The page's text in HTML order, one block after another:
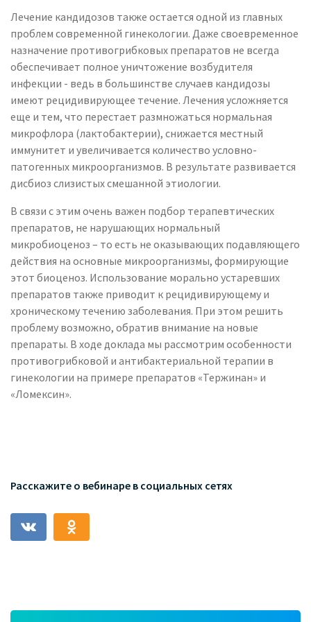
Лечение кандидозов также остается одной из главных
проблем современной гинекологии. Даже своевременное
назначение противогрибковых препаратов не всегда
обеспечивает полное уничтожение возбудителя
инфекции - ведь в большинстве случаев кандидозы
имеют рецидивирующее течение. Лечения усложняется
еще и тем, что перестает размножаться нормальная
микрофлора (лактобактерии), снижается местный
иммунитет и увеличивается количество условно-
патогенных микроорганизмов. В результате развивается
дисбиоз слизистых смешанной этиологии.
В связи с этим очень важен подбор терапевтических
препаратов, не нарушающих нормальный
микробиоценоз – то есть не оказывающих подавляющего
действия на основные микроорганизмы, формирующие
этот биоценоз. Использование морально устаревших
препаратов также приводит к рецидивирующему и
хроническому течению заболевания. При этом решить
проблему возможно, обратив внимание на новые
препараты. В ходе доклада мы рассмотрим особенности
противогрибковой и антибактериальной терапии в
гинекологии на примере препаратов «Тержинан» и
«Ломексин».
Расскажите о вебинаре в социальных сетях